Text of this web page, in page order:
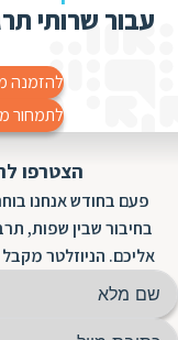
עבור שרותי
להזמנה
לתמחור
הצטרפו
פעם בחודש אנחנו
בחיבור שבין שפות,
אליכם. הניוזלטר